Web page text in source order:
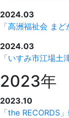
2024.03
「高洲福祉会 ま
2024.03
「いすみ市江場
2023年
2023.10
「the RECORDS